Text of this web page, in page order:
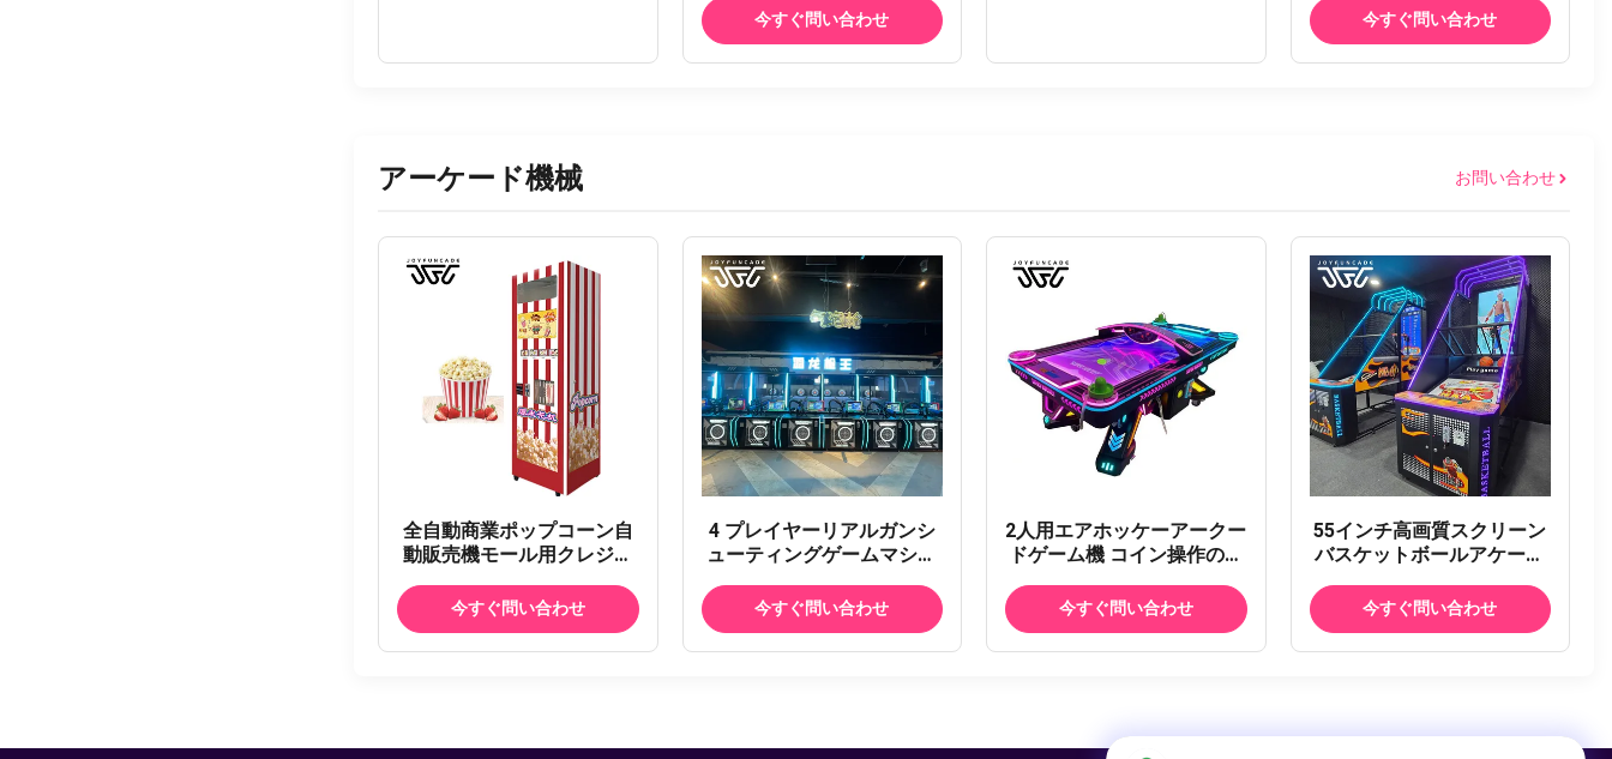
レーター サカギQ3/Q4 リア
ルシューティングシミュレ
ーター リコール銃 ゴム弾付
今すぐ問い合わせ
ケード バイクレースアーケ
ードマシン スポーツパーク
のためのインベッシブフィ
今すぐ問い合わせ
アーケード機械 お問い合わせ
全自動商業ポップコーン自
動販売機モール用クレジッ
ップコーン自動販売機
今すぐ問い合わせ
4 プレイヤーリアルガンシ
ューティングゲームマシン
ュレータースポーツ Q3/Q4
モデルシューティングアー
ケードマシン FEC 用実弾シ
今すぐ問い合わせ
2人用エアホッケーアークー
ドゲーム機 コイン操作の商
機 プレミアムミニエアホッ
ケーテーブル チケットの支
払い付きの重用ファイバー
今すぐ問い合わせ
55インチ高画質スクリーン
バスケットボールアケード
クドスポーツシミュレータ
ー デラックスバスケットボ
ールマシン 重量硬貨操作電
今すぐ問い合わせ